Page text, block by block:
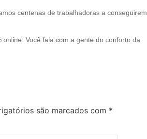
centenas de trabalhadoras a conseguirem
Você fala com a gente do conforto da
são marcados com *